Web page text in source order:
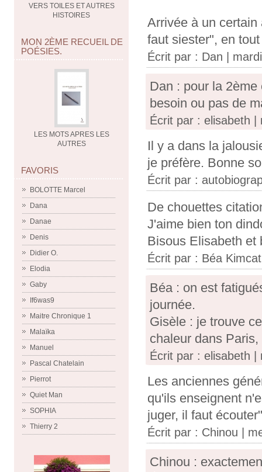
VERS TOILES ET AUTRES
HISTOIRES
MON 2ÈME RECUEIL DE
POÉSIES.
LES MOTS APRES LES
AUTRES
FAVORIS
BOLOTTE Marcel
Dana
Danae
Denis
Didier O.
Elodia
Gaby
If6was9
Maitre Chronique 1
Malaïka
Manuel
Pascal Chatelain
Pierrot
Quiet Man
SOPHIA
Thierry 2
Arrivée à un
faut siester", en
Écrit par : Dan |
Dan : pour la
besoin ou pas de
Écrit par : elisabeth |
Il y a dans la
je préfère. Bonne
Écrit par :
De chouettes
J'aime bien ton
Bisous Elisabeth et
Écrit par : Béa Kimcat
Béa : on est
journée.
Gisèle : je trouve
chaleur dans
Écrit par : elisabeth |
Les anciennes
qu'ils enseignent
juger, il faut
Écrit par : Chinou |
Chinou :